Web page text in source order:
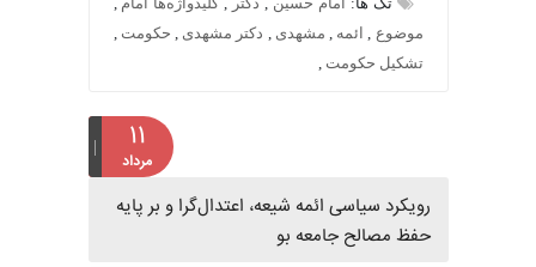
,ائمه, مشهدی,دکتر مشهدی,حکومت,
تشکیل حکومت,
مرداد
رویکرد سیاسی ائمه شیعه، اعتدال‌گرا و بر پایه
حفظ مصالح جامعه بو